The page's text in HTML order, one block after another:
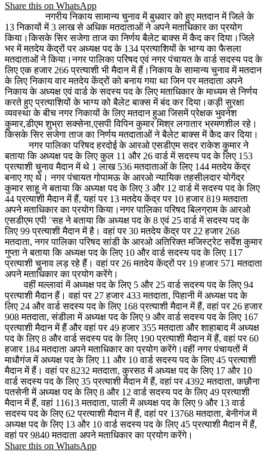
Share this on WhatsApp
नगरीय निकाय सामान्य चुनाव में बुधवार को हुए मतदान में जिले के
13 निकायों में 3 लाख से अधिक मतदाताओं ने अपने मताधिकार का प्रयोग
किया।किसके सिर सजेगा ताज का निर्णय बैलेट बाक्स में कैद कर दिया।जिले
भर में मतदेय केंद्रों पर अध्यक्ष पद के 134 प्रत्याशियों के भाग्य का फैसला
मतदाताओं ने किया।नगर पालिका परिषद एवं नगर पंचायत के वार्ड सदस्य पद के
लिए एक हजार 266 प्रत्याशी भी मैदान में हैं।निकाय के सामान्य चुनाव में मतदान
के लिए निकाय वार मतदेय केंद्रों को बनाय गया था जिन पर मतदाता अपने
निकाय के अध्यक्ष एवं वार्ड के सदस्य पद के लिए मताधिकार के माध्यम से निर्णय
करते हुए प्रत्याशियों के भाग्य को बैलेट बाक्स में बंद कर दिया।कड़ी सुरक्षा
व्यवस्था के बीच नगर निकायों के लिए मतदान हुआ जिसमें प्रेक्षक भुवनेश
कुमार,डीएम शुभ्रा सक्सेना,एसपी विपिन कुमार मिश्र लगातार भ्रमणशील रहे।
किसके सिर सजेगा ताज का निर्णय मतदाताओं ने बैलेट बाक्स में कैद कर दिया।
नगर पालिका परिषद हरदोई के आरओ एसडीएम सदर राकेश कुमार ने
बताया कि अध्यक्ष पद के लिए कुल 11 और 26 वार्ड में सदस्य पद के लिए 153
प्रत्याशी चुनाव मैदान में थे 1 लाख 536 मतदाताओं के लिए 144 मतदेय केंद्र
बनाए गए थे। नगर पंचायत गोपामऊ के आरओ न्यायिक तहसीलदार योगेंद्र
कुमार साहू ने बताया कि अध्यक्ष पद के लिए 3 और 12 वार्ड में सदस्य पद के लिए
44 प्रत्याशी मैदान में हैं, यहां पर 13 मतदेय केंद्र पर 10 हजार 819 मतदाता
अपने मताधिकार का प्रयोग किया।नगर पालिका परिषद बिलग्राम के आरओ
एसडीएम एपी ¨सह ने बताया कि अध्यक्ष पद के 8 एवं 25 वार्ड में सदस्य पद के
लिए 99 प्रत्याशी मैदान में है। वहां पर 30 मतदेय केंद्र पर 22 हजार 268
मतदाता, नगर पालिका परिषद सांडी के आरओ अतिरिक्त मजिस्ट्रेट सर्वेश कुमार
गुप्ता ने बताया कि अध्यक्ष पद के लिए 10 और वार्ड सदस्य पद के लिए 117
प्रत्याशी चुनाव लड़ रहे हैं। वहां पर 26 मतदेय केंद्रों पर 19 हजार 571 मतदाता
अपने मताधिकार का प्रयोग करेंगे।
वहीं मल्लावां में अध्यक्ष पद के लिए 5 और 25 वार्ड सदस्य पद के लिए 94
प्रत्याशी मैदान हैं। वहां पर 27 हजार 433 मतदाता, पिहानी में अध्यक्ष पद के
लिए 24 और वार्ड सदस्य पद के लिए 168 प्रत्याशी मैदान में हैं, वहां पर 26 हजार
908 मतदाता, संडीला में अध्यक्ष पद के लिए 9 और वार्ड सदस्य पद के लिए 167
प्रत्याशी मैदान में हैं और वहां पर 49 हजार 355 मतदाता और शाहाबाद में अध्यक्ष
पद के लिए 8 और वार्ड सदस्य पद के लिए 190 प्रत्याशी मैदान में हैं, वहां पर 60
हजार 184 मतदाता अपने मताधिकार का प्रयोग करेंगे।वहीं नगर पंचायतों में
माधौगंज में अध्यक्ष पद के लिए 11 और 10 वार्ड सदस्य पद के लिए 45 प्रत्याशी
मैदान में हैं। वहां पर 8232 मतदाता, कुरसठ में अध्यक्ष पद के लिए 17 और 10
वार्ड सदस्य पद के लिए 35 प्रत्याशी मैदान में हैं, वहां पर 4392 मतदाता, कछौना
पतसेनी में अध्यक्ष पद के लिए 8 और 12 वार्ड सदस्य पद के लिए 49 प्रत्याशी
मैदान में हैं, वहां 11613 मतदाता, पाली में अध्यक्ष पद के लिए 9 और 13 वार्ड
सदस्य पद के लिए 62 प्रत्याशी मैदान में हैं, वहां पर 13768 मतदाता, बेनीगंज में
अध्यक्ष पद के लिए 13 और 10 वार्ड सदस्य पद के लिए 45 प्रत्याशी मैदान में हैं,
वहां पर 9840 मतदाता अपने मताधिकार का प्रयोग करेंगे।
Share this on WhatsApp